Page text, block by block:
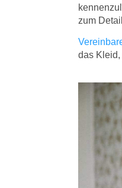
zum
das Kleid,